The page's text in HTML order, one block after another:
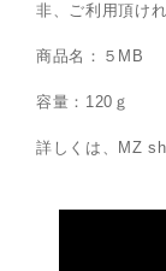
非、ご利用頂け
商品名：５MB
容量：120ｇ
詳しくは、MZ